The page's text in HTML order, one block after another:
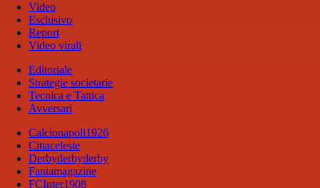
Video
Esclusivo
Report
Video virali
Editoriale
Strategie societarie
Tecnica e Tattica
Avversari
Calcionapoli1926
Cittaceleste
Derbyderbyderby
Fantamagazine
FCInter1908